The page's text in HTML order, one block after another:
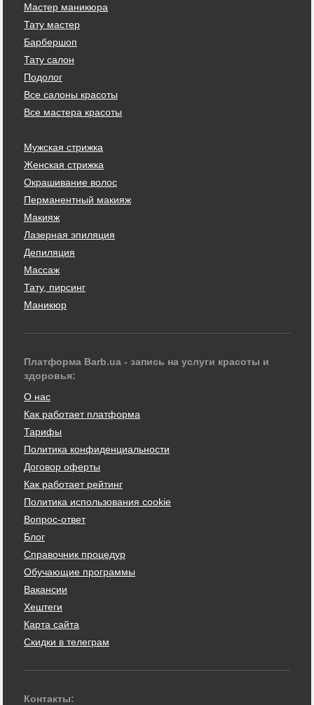
Мастер маникюра
Тату мастер
Барбершоп
Тату салон
Подолог
Все салоны красоты
Все мастера красоты
Мужская стрижка
Женская стрижка
Окрашивание волос
Перманентный макияж
Макияж
Лазерная эпиляция
Депиляция
Массаж
Тату, пирсинг
Маникюр
Платформа Barb.ua - запись на услуги красоты и
здоровья:
О нас
Как работает платформа
Тарифы
Политика конфиденциальности
Договор оферты
Как работает рейтинг
Политика использования cookie
Вопрос-ответ
Блог
Справочник процедур
Обучающие программы
Вакансии
Хештеги
Карта сайта
Скидки в телеграм
Контакты: